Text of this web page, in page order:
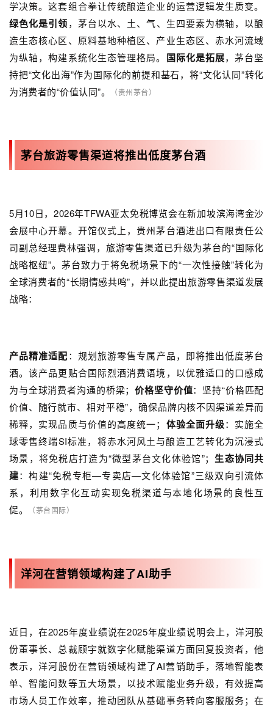
学决策。这套组合拳让传统酿造企业的运营逻辑发生质变。
绿色化是引领，茅台以水、土、气、生四要素为横轴，以酿
造生态核心区、原料基地种植区、产业生态区、赤水河流域
为纵轴，构建系统化生态管理格局。 国际化是拓展，茅台坚
持把“文化出海”作为国际化的前提和基石，将“文化认同”转化
为消费者的“价值认同”。
（贵州茅台）
茅台旅游零售渠道将推出低度茅台酒
5月10日，2026年TFWA亚太免税博览会在新加坡滨海湾金沙
会展中心开幕。开馆仪式上，贵州茅台酒进出口有限责任公
司副总经理费林强调，旅游零售渠道已升级为茅台的“国际化
战略枢纽”。茅台致力于将免税场景下的“一次性接触”转化为
全球消费者的“长期情感共鸣”，并以此提出旅游零售渠道发展
战略：
产品精准适配：规划旅游零售专属产品，即将推出低度茅台
酒。该产品更贴合国际烈酒消费语境，以优雅适口的口感成
为与全球消费者沟通的桥梁； 价格坚守价值：坚持“价格匹配
价值、随行就市、相对平稳”，确保品牌内核不因渠道差异而
稀释，实现品质与价值的高度统一； 体验全面升级：实施全
球零售终端SI标准，将赤水河风土与酿造工艺转化为沉浸式
场景，将免税店打造为“微型茅台文化体验馆”； 生态协同共
建：构建“免税专柜—专卖店—文化体验馆”三级双向引流体
系，利用数字化互动实现免税渠道与本地化场景的良性互
促。
（茅台国际）
洋河在营销领域构建了AI助手
近日，在2025年度业绩说在2025年度业绩说明会上，洋河股
份董事长、总裁顾宇就数字化赋能渠道方面回复投资者，他
表示，洋河股份在营销领域构建了AI营销助手，落地智能表
单、智能问数等五大场景，以技术赋能业务升级，有效提高
市场人员工作效率，推动团队从基础事务转向客服服务；在